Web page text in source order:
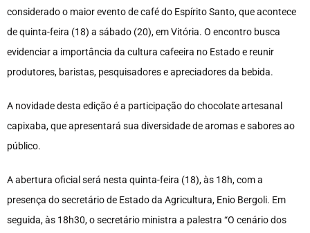
considerado o maior evento de café do Espírito Santo, que acontece
de quinta-feira (18) a sábado (20), em Vitória. O encontro busca
evidenciar a importância da cultura cafeeira no Estado e reunir
produtores, baristas, pesquisadores e apreciadores da bebida.
A novidade desta edição é a participação do chocolate artesanal
capixaba, que apresentará sua diversidade de aromas e sabores ao
público.
A abertura oficial será nesta quinta-feira (18), às 18h, com a
presença do secretário de Estado da Agricultura, Enio Bergoli. Em
seguida, às 18h30, o secretário ministra a palestra “O cenário dos